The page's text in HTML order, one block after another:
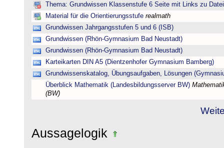
Thema: Grundwissen Klassenstufe 6 Seite mit Links zu
Material für die Orientierungsstufe realmath
Grundwissen Jahrgangsstufen 5 und 6 (ISB)
Grundwissen (Rhön-Gymnasium Bad Neustadt)
Grundwissen (Rhön-Gymnasium Bad Neustadt)
Karteikarten DIN A5 (Dientzenhofer Gymnasium Bamberg)
Grundwissenskatalog, Übungsaufgaben, Lösungen
Überblick Mathematik (Landesbildungsserver BW)
(BW)
Aussagelogik